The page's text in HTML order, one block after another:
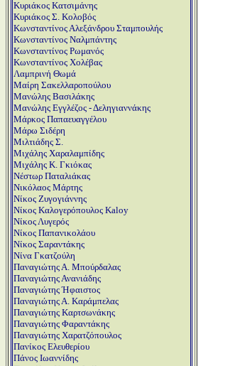
Κυριάκος Κατσιμάνης
Κυριάκος Σ. Κολοβός
Κωνσταντίνος Αλεξάνδρου Σταμπουλής
Κωνσταντίνος Ναλμπάντης
Κωνσταντίνος Ρωμανός
Κωνσταντίνος Χολέβας
Λαμπρινή Θωμά
Μαίρη Σακελλαροπούλου
Μανώλης Βασιλάκης
Μανώλης Εγγλέζος - Δεληγιαννάκης
Μάρκος Παπαευαγγέλου
Μάρω Σιδέρη
Μιλτιάδης Σ.
Μιχάλης Χαραλαμπίδης
Μιχάλης Κ. Γκιόκας
Νέστωρ Παταλιάκας
Νικόλαος Μάρτης
Νίκος Ζυγογιάννης
Νίκος Καλογερόπουλος Kaloy
Νίκος Λυγερός
Νίκος Παπανικολάου
Νίκος Σαραντάκης
Νίνα Γκατζούλη
Παναγιώτης Α. Μπούρδαλας
Παναγιώτης Ανανιάδης
Παναγιώτης Ήφαιστος
Παναγιώτης Α. Καράμπελας
Παναγιώτης Καρτσωνάκης
Παναγιώτης Φαραντάκης
Παναγιώτης Χαρατζόπουλος
Πανίκος Ελευθερίου
Πάνος Ιωαννίδης